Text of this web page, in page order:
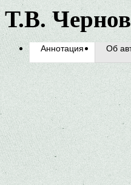
Т.В.
Аннотация Об